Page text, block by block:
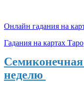
Онлайн гадания на
Гадания на картах Таро
Семиконечная
неделю